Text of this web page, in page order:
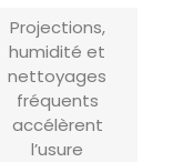
Projections,
humidité et
nettoyages
fréquents
accélèrent
l’usure